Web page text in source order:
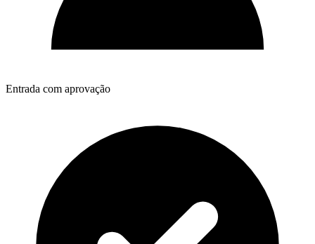
Entrada com aprovação